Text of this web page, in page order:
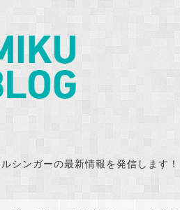
シンガーの最新情報を発信します！